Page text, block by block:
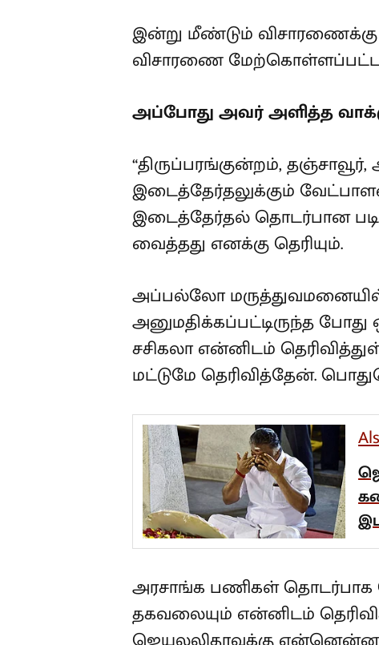
இன்று மீண்டும்
“திருப்பரங்குன்றம்,
இடைத்தேர்தலுக்கும்
இடைத்தேர்தல் தொடர்பான
அப்பல்லோ மருத்துவமனையில்
அனுமதிக்கப்பட்டிருந்த
இருப்பதாக சசிகலா
நான் பேசவில்லை.